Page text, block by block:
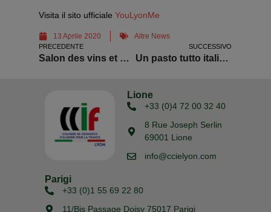
Visita il sito ufficiale YouLyonMe
13 Aprile 2020 Altre News
PRECEDENTE
Salon des vins et de la gastronomie italienne a Digione
SUCCESSIVO
Un pasto tutto italiano per chi combatte il coronavirus
Lione
+33 (0)4 72 00 32 40
8 Rue Joseph Serlin
69001 Lione
info@ccielyon.com
Parigi
+33 (0)1 55 69 22 80
11/Bis Passage Doisy 75017 Parigi